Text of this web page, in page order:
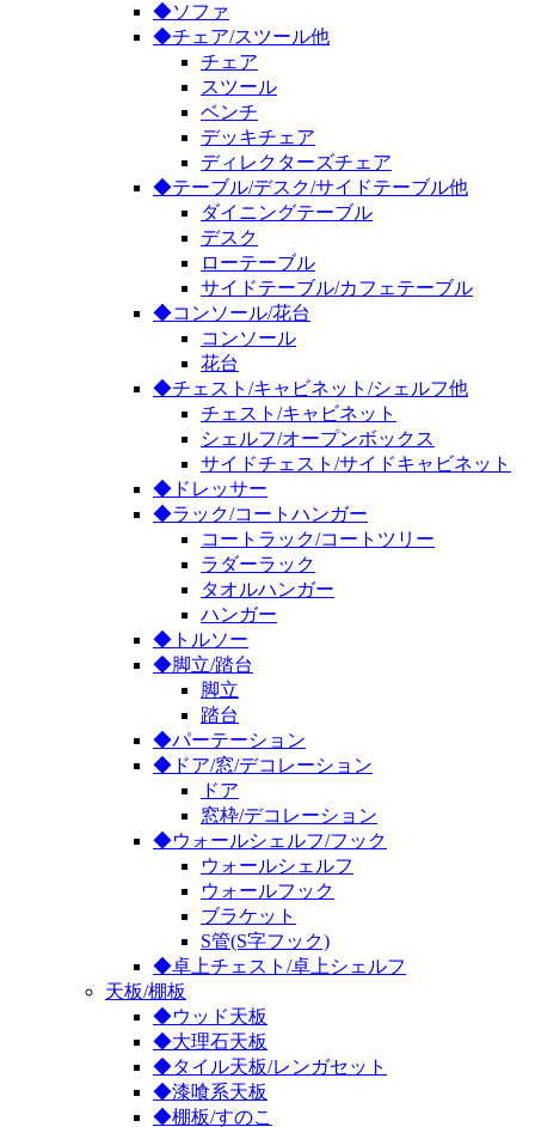
◆ソファ
◆チェア/スツール他
チェア
スツール
ベンチ
デッキチェア
ディレクターズチェア
◆テーブル/デスク/サイドテーブル他
ダイニングテーブル
デスク
ローテーブル
サイドテーブル/カフェテーブル
◆コンソール/花台
コンソール
花台
◆チェスト/キャビネット/シェルフ他
チェスト/キャビネット
シェルフ/オープンボックス
サイドチェスト/サイドキャビネット
◆ドレッサー
◆ラック/コートハンガー
コートラック/コートツリー
ラダーラック
タオルハンガー
ハンガー
◆トルソー
◆脚立/踏台
脚立
踏台
◆パーテーション
◆ドア/窓/デコレーション
ドア
窓枠/デコレーション
◆ウォールシェルフ/フック
ウォールシェルフ
ウォールフック
ブラケット
S管(S字フック)
◆卓上チェスト/卓上シェルフ
天板/棚板
◆ウッド天板
◆大理石天板
◆タイル天板/レンガセット
◆漆喰系天板
◆棚板/すのこ